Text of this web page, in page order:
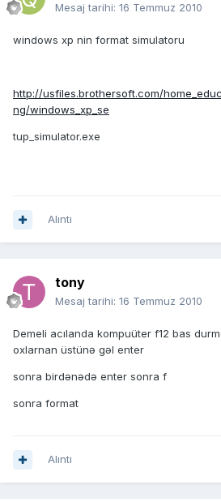
Mesaj tarihi: 16 Temmuz 2010
windows xp nin format simulatoru
http://usfiles.brothersoft.com/
ng/windows_xp_se
tup_simulator.exe
Alıntı
tony
Mesaj tarihi: 16 Temmuz 2010
Demeli acılanda kompuüter f12 bas
oxlarnan üstünə gəl enter
sonra birdənədə enter sonra f
sonra format
Alıntı